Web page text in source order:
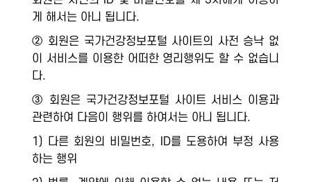
게 해서는 아니 됩니다.
② 회원은 국가건강정보포털 사이트의 사전 승낙 없
이 서비스를 이용한 어떠한 영리행위도 할 수 없습니
다.
③ 회원은 국가건강정보포털 사이트 서비스 이용과
관련하여 다음이 행위를 하여서는 아니 됩니다.
1) 다른 회원의 비밀번호, ID를 도용하여 부정 사용
하는 행위